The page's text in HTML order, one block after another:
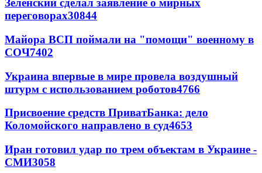
Зеленский сделал заявление о мирных
переговорах30844
Майора ВСП поймали на "помощи" военному в
СОЧ7402
Украина впервые в мире провела воздушный
штурм с использованием роботов4766
Присвоение средств ПриватБанка: дело
Коломойского направлено в суд4653
Иран готовил удар по трем объектам в Украине -
СМИ3058